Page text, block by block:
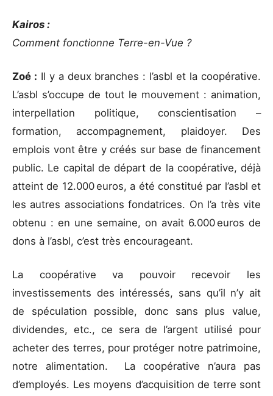
Kairos :
Comment fonctionne Terre-en-Vue ?
Zoé : Il y a deux branches : l’asbl et la coopérative.
L’asbl s’occupe de tout le mouvement : animation,
interpellation politique, conscientisation –
formation, accompagnement, plaidoyer. Des
emplois vont être y créés sur base de financement
public. Le capital de départ de la coopérative, déjà
atteint de 12.000 euros, a été constitué par l’asbl et
les autres associations fondatrices. On l’a très vite
obtenu : en une semaine, on avait 6.000 euros de
dons à l’asbl, c’est très encourageant.
La coopérative va pouvoir recevoir les
investissements des intéressés, sans qu’il n’y ait
de spéculation possible, donc sans plus value,
dividendes, etc., ce sera de l’argent utilisé pour
acheter des terres, pour protéger notre patrimoine,
notre alimentation. La coopérative n’aura pas
d’employés. Les moyens d’acquisition de terre sont